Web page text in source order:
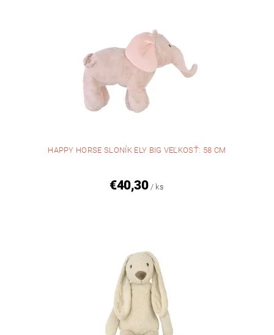
HAPPY HORSE SLONÍK ELY BIG VEĽKOSŤ: 58 CM
€40,30 / ks